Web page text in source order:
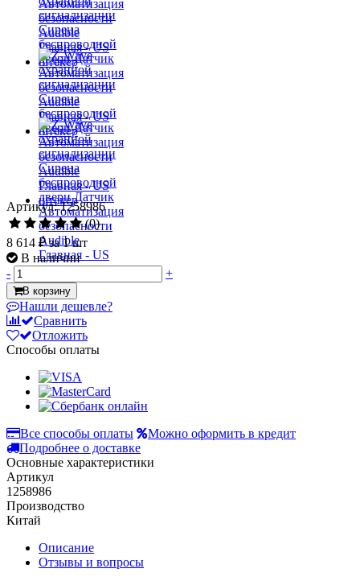
Артикул: 1258986
(0)
8 614 ₽за 1 шт
В наличии
-
+
В корзину
Нашли дешевле?
Сравнить
Отложить
Способы оплаты
Все способы оплаты
Можно оформить в кредит
Подробнее о доставке
Основные характеристики
Артикул
1258986
Производство
Китай
Описание
Отзывы и вопросы